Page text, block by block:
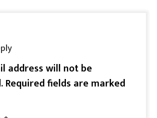
address will not be
Required fields are marked